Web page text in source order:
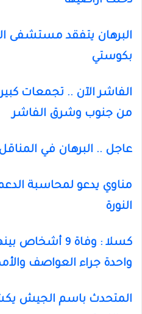
بكوستي
الفاشر الآن .. تجمعات
من جنوب وشرق الفاشر
عاجل .. البرهان في
مناوي يدعو لمحاسبة
النورة
واحدة جراء العواصف
المتحدث باسم الجيش